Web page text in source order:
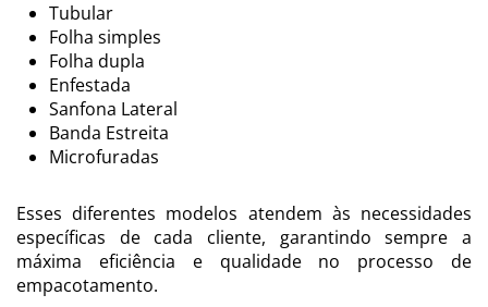
Tubular
Folha simples
Folha dupla
Enfestada
Sanfona Lateral
Banda Estreita
Microfuradas
Esses diferentes modelos atendem às necessidades
específicas de cada cliente, garantindo sempre a
máxima eficiência e qualidade no processo de
empacotamento.